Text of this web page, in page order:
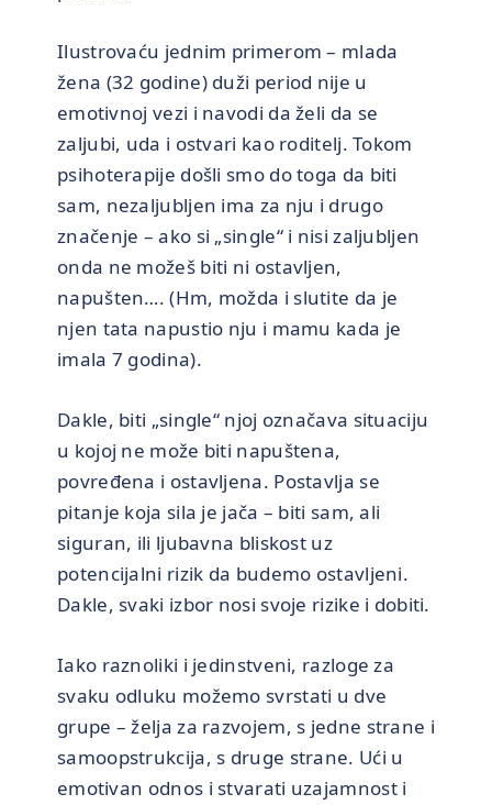
Ilustrovaću jednim primerom – mlada
žena (32 godine) duži period nije u
emotivnoj vezi i navodi da želi da se
zaljubi, uda i ostvari kao roditelj. Tokom
psihoterapije došli smo do toga da biti
sam, nezaljubljen ima za nju i drugo
značenje – ako si „single“ i nisi zaljubljen
onda ne možeš biti ni ostavljen,
napušten…. (Hm, možda i slutite da je
njen tata napustio nju i mamu kada je
imala 7 godina).
Dakle, biti „single“ njoj označava situaciju
u kojoj ne može biti napuštena,
povređena i ostavljena. Postavlja se
pitanje koja sila je jača – biti sam, ali
siguran, ili ljubavna bliskost uz
potencijalni rizik da budemo ostavljeni.
Dakle, svaki izbor nosi svoje rizike i dobiti.
Iako raznoliki i jedinstveni, razloge za
svaku odluku možemo svrstati u dve
grupe – želja za razvojem, s jedne strane i
samoopstrukcija, s druge strane. Ući u
emotivan odnos i stvarati uzajamnost i